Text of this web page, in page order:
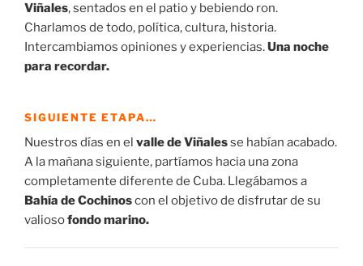
Viñales, sentados en el patio y bebiendo ron.
Charlamos de todo, política, cultura, historia.
Intercambiamos opiniones y experiencias.Una noche
para recordar.
SIGUIENTE ETAPA…
Nuestros días en el valle de Viñalesse habían acabado.
A la mañana siguiente, partíamos hacia una zona
completamente diferente de Cuba. Llegábamos a
Bahía de Cochinoscon el objetivo de disfrutar de su
valiosofondo marino.